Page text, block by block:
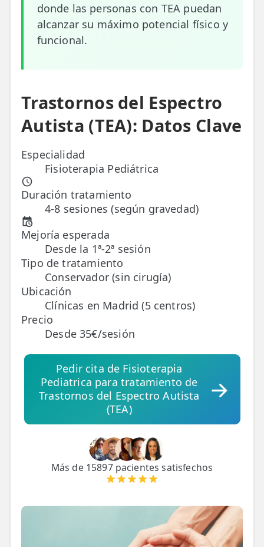
🦴 Osteopatía
🫶 Suelo Pélvico
🧠 Fisioterapia Neurológica
🧍 Fisioterapia Vestibular
🫁 Fisioterapia Respiratoria
👶 Fisioterapia Pediátrica
TRATAMIENTOS
✅ Punción Seca
✅ Ondas de Choque
✅ EPTE - EPI
ESTÉTICA
✨ Fisioestética
✨ Radiofrecuencia INDIBA
✨ Drenaje Linfático Manual
✨ Presoterapia
✨ Cicatrices y Estrías
FRECUENTES
Rotura Fibrilar
donde las personas con TEA puedan
alcanzar su máximo potencial físico y
funcional.
Trastornos del Espectro
Autista (TEA): Datos Clave
Especialidad
Fisioterapia Pediátrica
Duración tratamiento
4-8 sesiones (según gravedad)
Mejoría esperada
Desde la 1ª-2ª sesión
Tipo de tratamiento
Conservador (sin cirugía)
Ubicación
Clínicas en Madrid (5 centros)
Precio
Desde 35€/sesión
Pedir cita de Fisioterapia
Pediatrica para tratamiento de
Trastornos del Espectro Autista
(TEA)
Más de 15897 pacientes satisfechos